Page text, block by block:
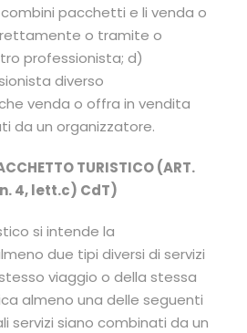
pacchetti e li venda o
o tramite o
professionista; d)
diverso
venda o offra in vendita
da un organizzatore.
TURISTICO (ART.
4, lett.c) CdT)
si intende la
due tipi diversi di servizi
viaggio o della stessa
almeno una delle seguenti
servizi siano combinati da un